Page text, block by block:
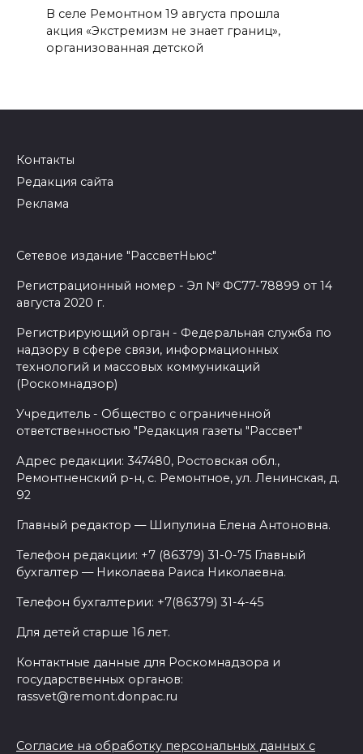
В селе Ремонтном 19 августа прошла
акция «Экстремизм не знает границ»,
организованная детской
Контакты
Редакция сайта
Реклама
Сетевое издание "РассветНьюс"
Регистрационный номер - Эл № ФС77-78899 от 14
августа 2020 г.
Регистрирующий орган - Федеральная служба по
надзору в сфере связи, информационных
технологий и массовых коммуникаций
(Роскомнадзор)
Учредитель - Общество с ограниченной
ответственностью "Редакция газеты "Рассвет"
Адрес редакции: 347480, Ростовская обл.,
Ремонтненский р-н, с. Ремонтное, ул. Ленинская, д.
92
Главный редактор — Шипулина Елена Антоновна.
Телефон редакции: +7 (86379) 31-0-75 Главный
бухгалтер — Николаева Раиса Николаевна.
Телефон бухгалтерии: +7(86379) 31-4-45
Для детей старше 16 лет.
Контактные данные для Роскомнадзора и
государственных органов:
rassvet@remont.donpac.ru
Согласие на обработку персональных данных с